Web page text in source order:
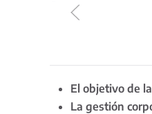
El objetivo de
La gestión